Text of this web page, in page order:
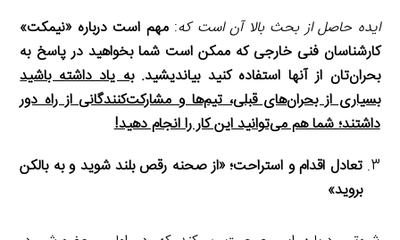
ایده حاصل از بحث بالا آن است که:مهم است درباره «نیمکت»
کارشناسان فنی خارجی که ممکن است شما بخواهید در پاسخ به
بحران‌تان از آنها استفاده کنید بیاندیشید.به یاد داشته باشید
بسیاری از بحران‌های قبلی، تیم‌ها و مشارکت‌کنندگانی از راه دور
داشتند؛ شما هم می‌توانید این کار را انجام دهید!
تعادل اقدام و استراحت؛ «از صحنه رقص بلند شوید و به بالکن
بروید»